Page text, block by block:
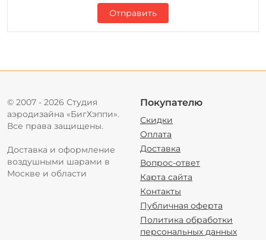
Отправить
© 2007 - 2026 Студия
аэродизайна «БигХэппи».
Все права защищены.
Доставка и оформление
воздушными шарами в
Москве и области
Покупателю
Скидки
Оплата
Доставка
Вопрос-ответ
Карта сайта
Контакты
Публичная оферта
Политика обработки
персональных данных